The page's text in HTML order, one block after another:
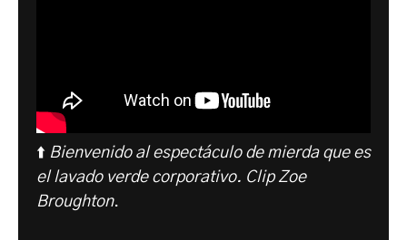
⬆️ Bienvenido al espectáculo de mierda que es
el lavado verde corporativo. Clip Zoe
Broughton.